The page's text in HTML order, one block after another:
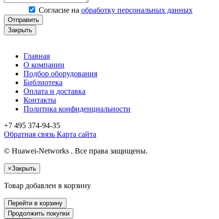
Согласие на обработку персональных данных
Отправить
Закрыть
Главная
О компании
Подбор оборудования
Библиотека
Оплата и доставка
Контакты
Политика конфиденциальности
+7 495 374-94-35
Обратная связь Карта сайта
© Huawei-Networks . Все права защищены.
×Закрыть
Товар добавлен в корзину
Перейти в корзину
Продолжить покупки